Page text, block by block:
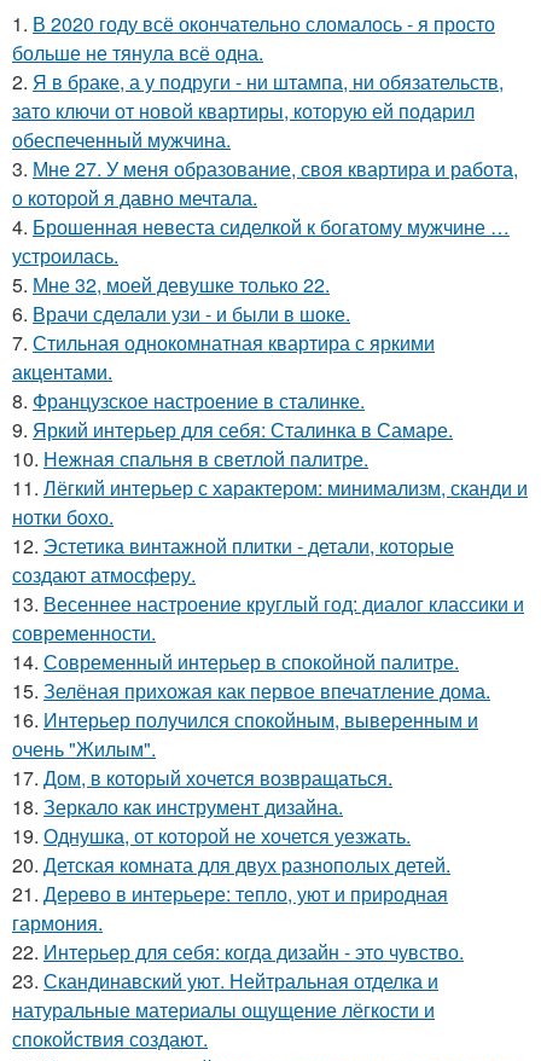
1. В 2020 году всё окончательно сломалось - я просто
больше не тянула всё одна.
2. Я в браке, а у подруги - ни штампа, ни обязательств,
зато ключи от новой квартиры, которую ей подарил
обеспеченный мужчина.
3. Мне 27. У меня образование, своя квартира и работа,
о которой я давно мечтала.
4. Брошенная невеста сиделкой к богатому мужчине …
устроилась.
5. Мне 32, моей девушке только 22.
6. Врачи сделали узи - и были в шоке.
7. Стильная однокомнатная квартира с яркими
акцентами.
8. Французское настроение в сталинке.
9. Яркий интерьер для себя: Сталинка в Самаре.
10. Нежная спальня в светлой палитре.
11. Лёгкий интерьер с характером: минимализм, сканди и
нотки бохо.
12. Эстетика винтажной плитки - детали, которые
создают атмосферу.
13. Весеннее настроение круглый год: диалог классики и
современности.
14. Современный интерьер в спокойной палитре.
15. Зелёная прихожая как первое впечатление дома.
16. Интерьер получился спокойным, выверенным и
очень "Жилым".
17. Дом, в который хочется возвращаться.
18. Зеркало как инструмент дизайна.
19. Однушка, от которой не хочется уезжать.
20. Детская комната для двух разнополых детей.
21. Дерево в интерьере: тепло, уют и природная
гармония.
22. Интерьер для себя: когда дизайн - это чувство.
23. Скандинавский уют. Нейтральная отделка и
натуральные материалы ощущение лёгкости и
спокойствия создают.